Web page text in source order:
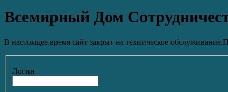
Всемирный Дом
В настоящее время сайт закрыт на техническое
Логин